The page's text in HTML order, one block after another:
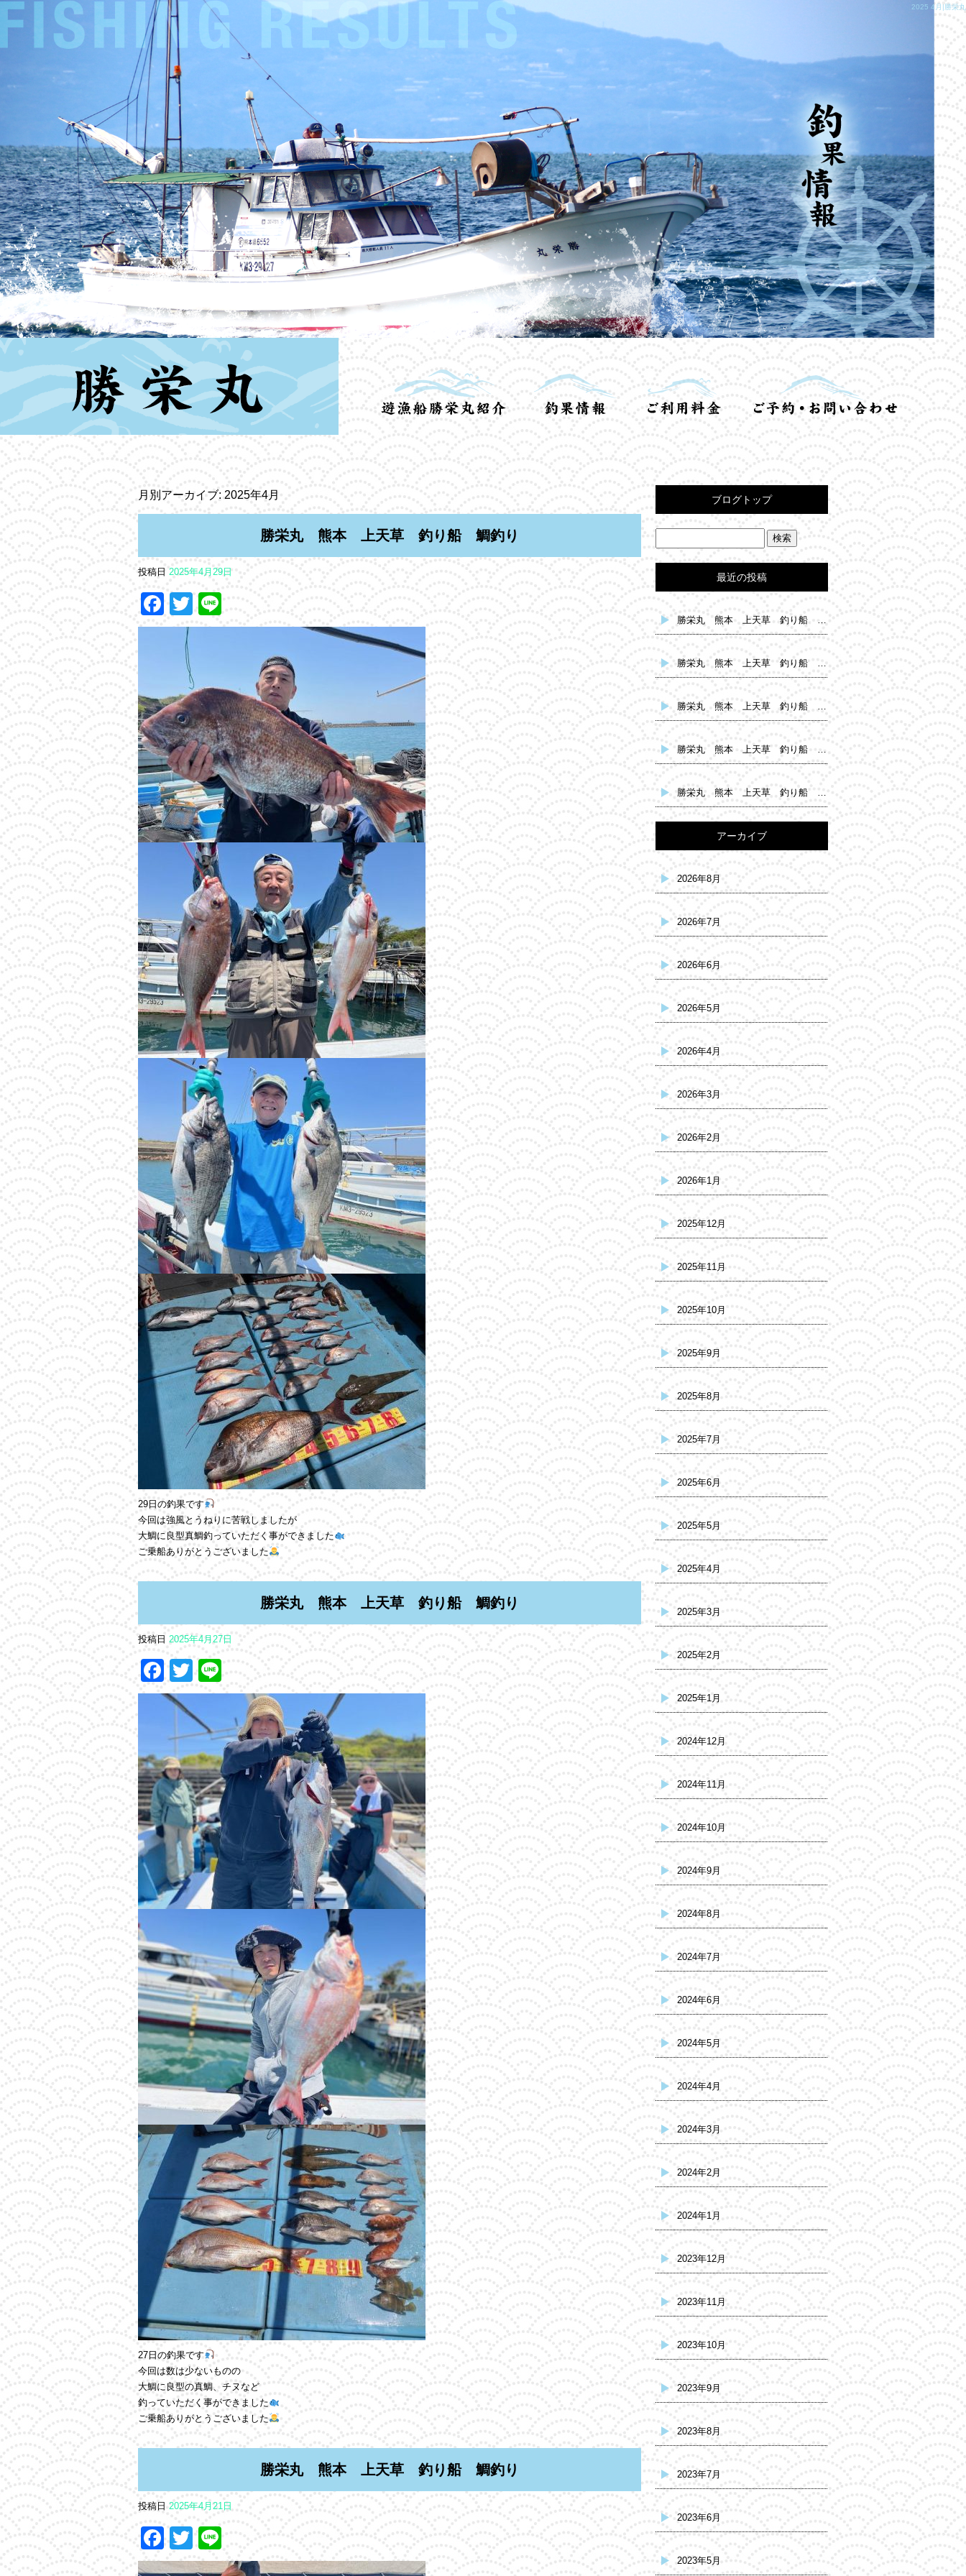
2025 4月|勝栄丸
月別アーカイブ: 2025年4月
勝栄丸 熊本 上天草 釣り船 鯛釣り
投稿日 2025年4月29日
Facebook
TwitterLine
29日の釣果です
今回は強風とうねりに苦戦しましたが
大鯛に良型真鯛釣っていただく事ができました
ご乗船ありがとうございました
勝栄丸 熊本 上天草 釣り船 鯛釣り
投稿日 2025年4月27日
Facebook
TwitterLine
27日の釣果です
今回は数は少ないものの
大鯛に良型の真鯛、チヌなど
釣っていただく事ができました
ご乗船ありがとうございました
勝栄丸 熊本 上天草 釣り船 鯛釣り
投稿日 2025年4月21日
Facebook
Twitter
Line
ブログトップ
最近の投稿
勝栄丸 熊本 上天草 釣り船 鯛釣り
勝栄丸 熊本 上天草 釣り船 鯛釣り
勝栄丸 熊本 上天草 釣り船 タコ釣り
勝栄丸 熊本 上天草 釣り船 鯛釣り
勝栄丸 熊本 上天草 釣り船 タコ釣り
アーカイブ
2026年8月
2026年7月
2026年6月
2026年5月
2026年4月
2026年3月
2026年2月
2026年1月
2025年12月
2025年11月
2025年10月
2025年9月
2025年8月
2025年7月
2025年6月
2025年5月
2025年4月
2025年3月
2025年2月
2025年1月
2024年12月
2024年11月
2024年10月
2024年9月
2024年8月
2024年7月
2024年6月
2024年5月
2024年4月
2024年3月
2024年2月
2024年1月
2023年12月
2023年11月
2023年10月
2023年9月
2023年8月
2023年7月
2023年6月
2023年5月